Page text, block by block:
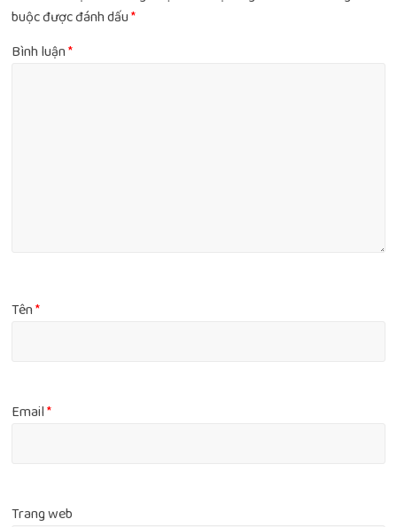
buộc được đánh dấu*
Bình luận*
Tên*
Email*
Trang web